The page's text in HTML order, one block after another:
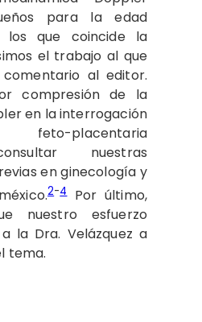
para la edad
los que coincide la
el trabajo al que
al editor.
compresión de la
en la interrogación
feto-placentaria
nuestras
en ginecología y
2-4Por último,
nuestro esfuerzo
la Dra. Velázquez a
tema.